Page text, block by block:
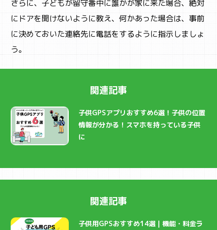
さらに、子どもが留守番中に誰かが家に来た場合、絶対
にドアを開けないように教え、何かあった場合は、事前
に決めておいた連絡先に電話をするように指示しましょ
う。
関連記事
子供GPSアプリおすすめ6選！子供の位置
情報が分かる！スマホを持っている子供
に
関連記事
子供用GPSおすすめ14選｜機能・料金ラ